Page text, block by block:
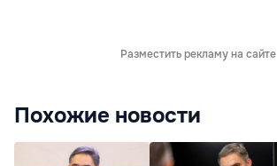
Разместить рекламу на сайте
Похожие новости